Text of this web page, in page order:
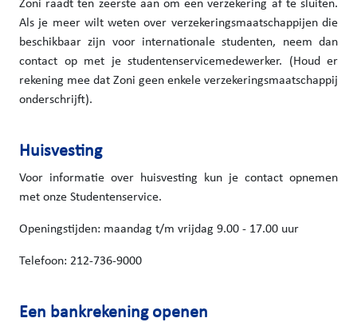
Zoni raadt ten zeerste aan om een verzekering af te sluiten.
Als je meer wilt weten over verzekeringsmaatschappijen die
beschikbaar zijn voor internationale studenten, neem dan
contact op met je studentenservicemedewerker. (Houd er
rekening mee dat Zoni geen enkele verzekeringsmaatschappij
onderschrijft).
Huisvesting
Voor informatie over huisvesting kun je contact opnemen
met onze Studentenservice.
Openingstijden: maandag t/m vrijdag 9.00 - 17.00 uur
Telefoon: 212-736-9000
Een bankrekening openen